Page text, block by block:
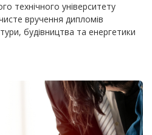
технічного університету
вручення дипломів
будівництва та енергетики